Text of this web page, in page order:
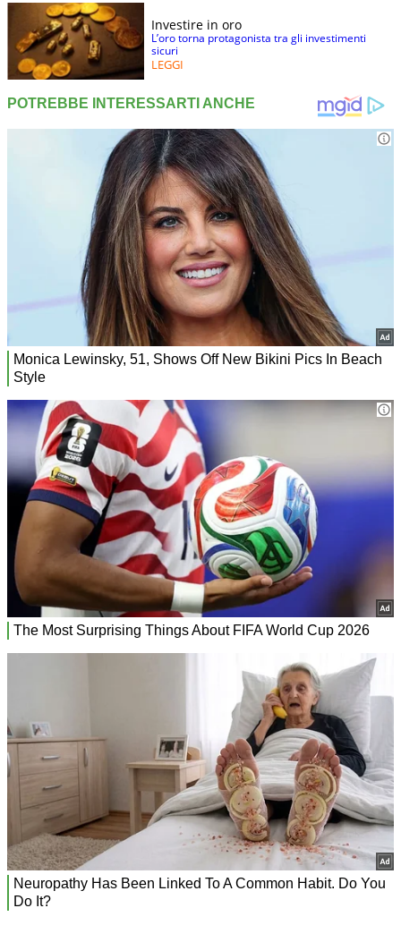
Investire in oro
L’oro torna protagonista tra gli investimenti
sicuri
LEGGI